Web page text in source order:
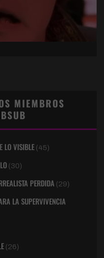
MIEMBROS
LO VISIBLE (45)
(30)
PERDIDA (29)
LA SUPERVIVENCIA
(26)